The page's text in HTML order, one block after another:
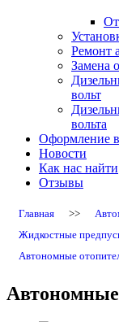
Ремонт
Замена
вольт
вольта
Оформление
Новости
Как нас найти
Отзывы
Главная >>
Жидкостные
Автономные
Автономные